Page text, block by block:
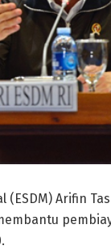
(ESDM) Arifin